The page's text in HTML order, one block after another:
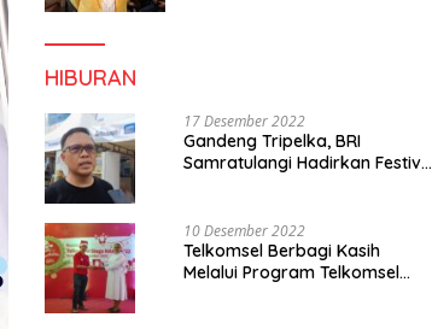
HIBURAN
17 Desember 2022
Gandeng Tripelka, BRI
Samratulangi Hadirkan Festival
10 Desember 2022
Telkomsel Berbagi Kasih
Melalui Program Telkomsel